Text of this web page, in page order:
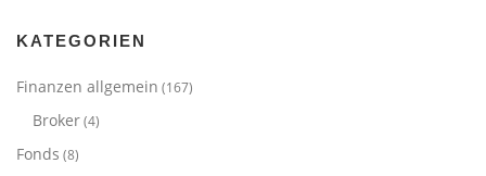
KATEGORIEN
Finanzen allgemein (167)
Broker(4)
Fonds (8)